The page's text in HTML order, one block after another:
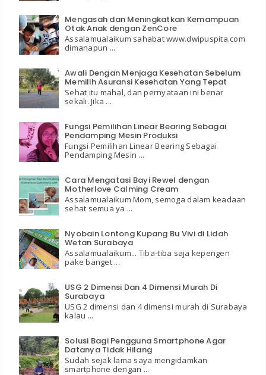
Mengasah dan Meningkatkan Kemampuan
Otak Anak dengan ZenCore
Assalamualaikum sahabat www.dwipuspita.com
dimanapun ...
Awali Dengan Menjaga Kesehatan Sebelum
Memilih Asuransi Kesehatan Yang Tepat
Sehat itu mahal, dan pernyataan ini benar
sekali. Jika ...
Fungsi Pemilihan Linear Bearing Sebagai
Pendamping Mesin Produksi
Fungsi Pemilihan Linear Bearing Sebagai
Pendamping Mesin ...
Cara Mengatasi Bayi Rewel dengan
Motherlove Calming Cream
Assalamualaikum Mom, semoga dalam keadaan
sehat semua ya ...
Nyobain Lontong Kupang Bu Vivi di Lidah
Wetan Surabaya
Assalamualaikum... Tiba-tiba saja kepengen
pake banget ...
USG 2 Dimensi Dan 4 Dimensi Murah Di
Surabaya
USG 2 dimensi dan 4 dimensi murah di Surabaya
kalau ...
Solusi Bagi Pengguna Smartphone Agar
Datanya Tidak Hilang
Sudah sejak lama saya mengidamkan
smartphone dengan ...